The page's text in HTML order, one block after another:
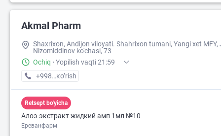
Akmal Pharm
Shaxrixon, Andijon viloyati. Shahrixon tumani, Yangi xet MFY,
Nizomiddinov ko'chasi, 73
Ochiq · Yopilish vaqti 21:59
+998 (90) XXX-XX-XX
кo’rish
Retsept bo'yicha
Алоэ экстракт жидкий амп 1мл №10
Ереванфарм